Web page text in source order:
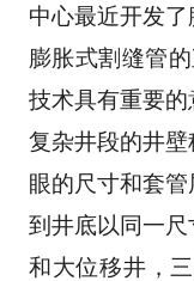
中心最近开发了
膨胀式割缝管
技术具有重要的
复杂井段的井
眼的尺寸和套管
到井底以同一
和大位移井，三